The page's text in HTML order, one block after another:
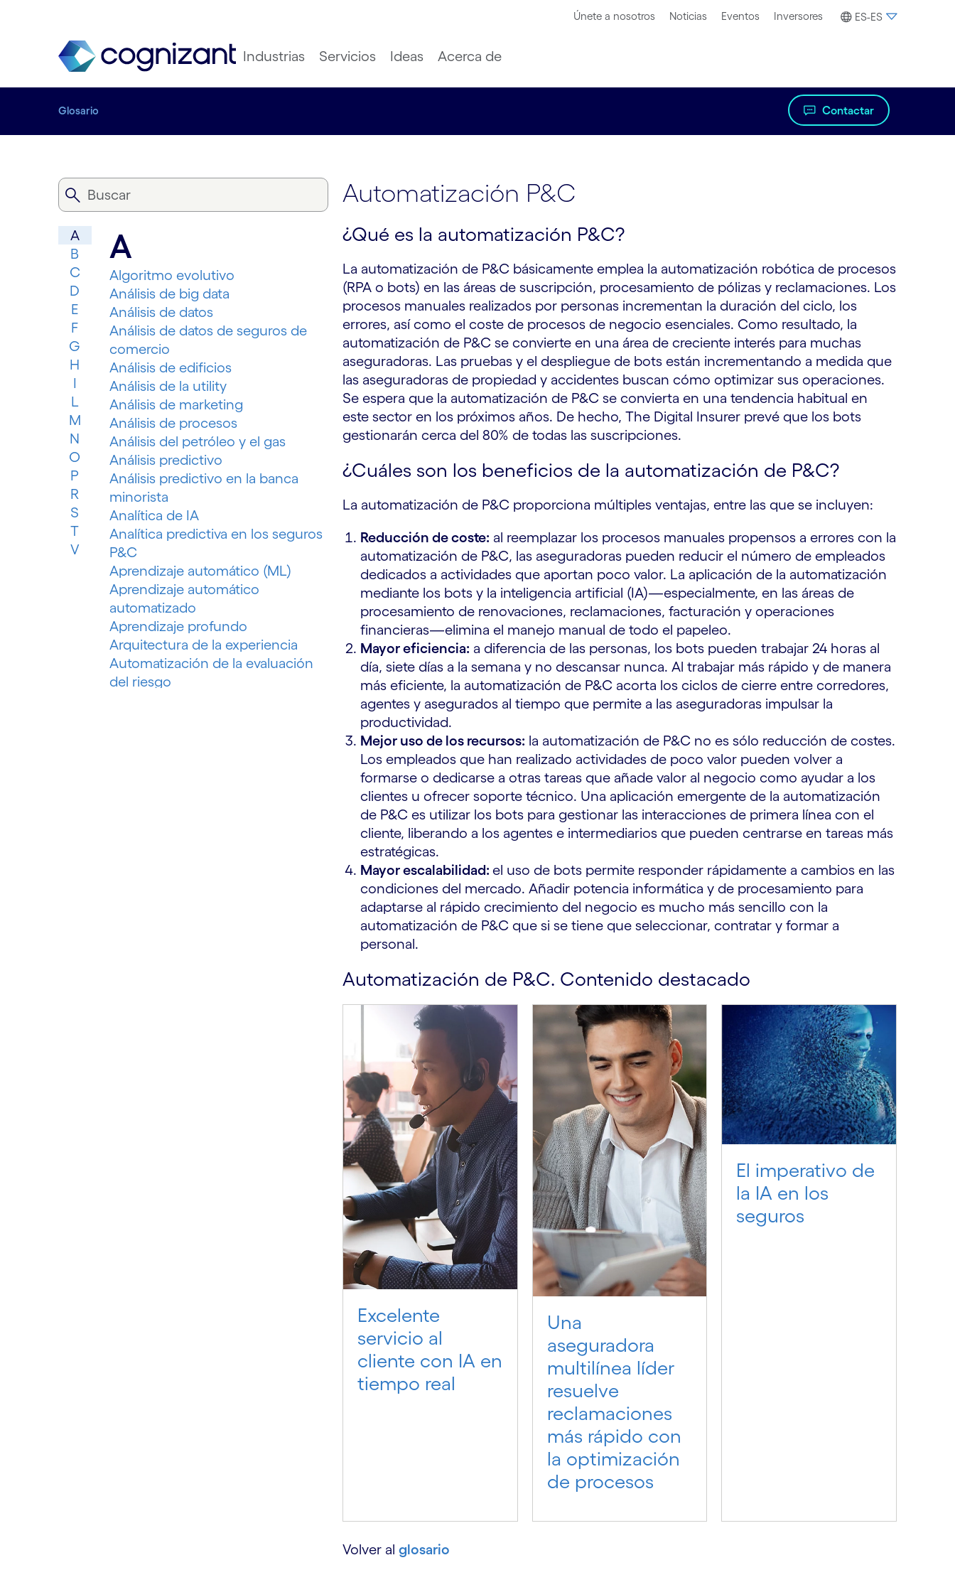
Únete a nosotros Noticias Eventos Inversores ES-ES
Industrias Servicios Ideas Acerca de
Glosario Contactar
A
B
C
D
E
F
G
H
I
L
M
N
O
P
R
S
T
V
A
Algoritmo evolutivo
Análisis de big data
Análisis de datos
Análisis de datos de seguros de
comercio
Análisis de edificios
Análisis de la utility
Análisis de marketing
Análisis de procesos
Análisis del petróleo y el gas
Análisis predictivo
Análisis predictivo en la banca
minorista
Analítica de IA
Analítica predictiva en los seguros
P&C
Aprendizaje automático (ML)
Aprendizaje automático
automatizado
Aprendizaje profundo
Arquitectura de la experiencia
Automatización de la evaluación
del riesgo
Automatización P&C
¿Qué es la automatización P&C?
La automatización de P&C básicamente emplea la automatización robótica de procesos
(RPA o bots) en las áreas de suscripción, procesamiento de pólizas y reclamaciones. Los
procesos manuales realizados por personas incrementan la duración del ciclo, los
errores, así como el coste de procesos de negocio esenciales. Como resultado, la
automatización de P&C se convierte en una área de creciente interés para muchas
aseguradoras. Las pruebas y el despliegue de bots están incrementando a medida que
las aseguradoras de propiedad y accidentes buscan cómo optimizar sus operaciones.
Se espera que la automatización de P&C se convierta en una tendencia habitual en
este sector en los próximos años. De hecho, The Digital Insurer prevé que los bots
gestionarán cerca del 80% de todas las suscripciones.
¿Cuáles son los beneficios de la automatización de P&C?
La automatización de P&C proporciona múltiples ventajas, entre las que se incluyen:
Reducción de coste: al reemplazar los procesos manuales propensos a errores con la
automatización de P&C, las aseguradoras pueden reducir el número de empleados
dedicados a actividades que aportan poco valor. La aplicación de la automatización
mediante los bots y la inteligencia artificial (IA)—especialmente, en las áreas de
procesamiento de renovaciones, reclamaciones, facturación y operaciones
financieras—elimina el manejo manual de todo el papeleo.
Mayor eficiencia: a diferencia de las personas, los bots pueden trabajar 24 horas al
día, siete días a la semana y no descansar nunca. Al trabajar más rápido y de manera
más eficiente, la automatización de P&C acorta los ciclos de cierre entre corredores,
agentes y asegurados al tiempo que permite a las aseguradoras impulsar la
productividad.
Mejor uso de los recursos: la automatización de P&C no es sólo reducción de costes.
Los empleados que han realizado actividades de poco valor pueden volver a
formarse o dedicarse a otras tareas que añade valor al negocio como ayudar a los
clientes u ofrecer soporte técnico. Una aplicación emergente de la automatización
de P&C es utilizar los bots para gestionar las interacciones de primera línea con el
cliente, liberando a los agentes e intermediarios que pueden centrarse en tareas más
estratégicas.
Mayor escalabilidad: el uso de bots permite responder rápidamente a cambios en las
condiciones del mercado. Añadir potencia informática y de procesamiento para
adaptarse al rápido crecimiento del negocio es mucho más sencillo con la
automatización de P&C que si se tiene que seleccionar, contratar y formar a
personal.
Automatización de P&C. Contenido destacado
Excelente
servicio al
cliente con IA en
tiempo real
Una
aseguradora
multilínea líder
resuelve
reclamaciones
más rápido con
la optimización
de procesos
El imperativo de
la IA en los
seguros
Volver al glosario